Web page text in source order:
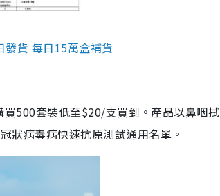
貨 每日15萬盒補貨
500套裝低至$20/支買到。產品以鼻咽
狀病毒病快速抗原測試通用名單。